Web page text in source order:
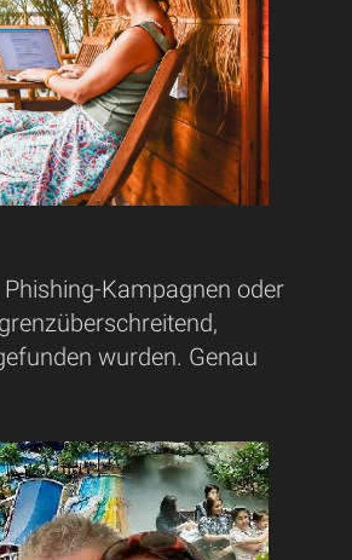
Kampagnen oder
wurden. Genau